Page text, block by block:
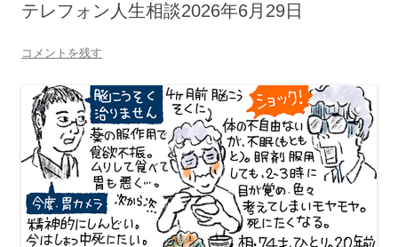
テレフォン人生相談2026年6月29日
コメントを残す